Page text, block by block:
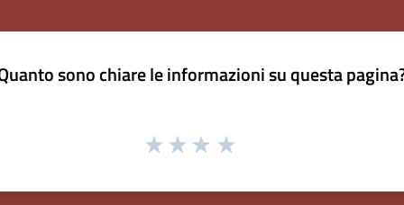
sono chiare le informazioni su questa